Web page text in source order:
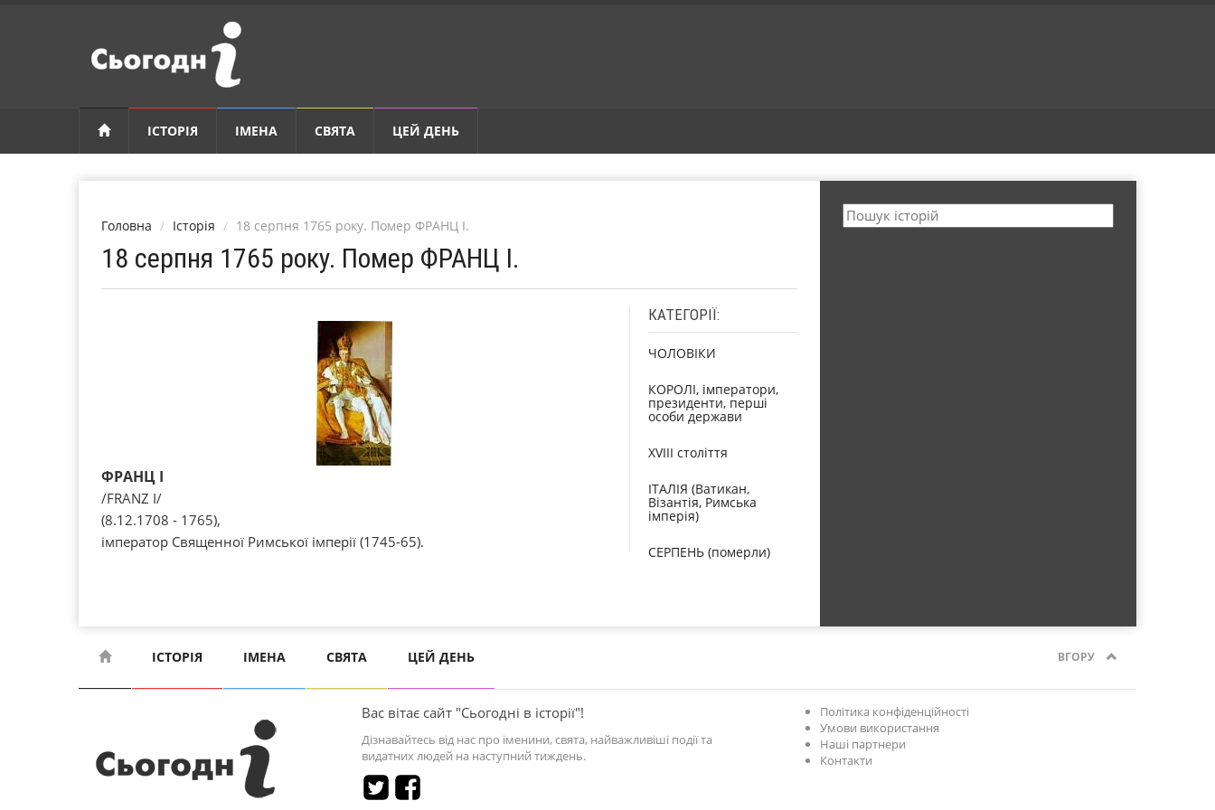
ІСТОРІЯ ІМЕНА СВЯТА ЦЕЙ ДЕНЬ
Головна Історія 18 серпня 1765 року. Помер ФРАНЦ I.
18 серпня 1765 року. Помер ФРАНЦ I.
ФРАНЦ I
/FRANZ I/
(8.12.1708 - 1765),
імператор Священної Римської імперії (1745-65).
КАТЕГОРІЇ:
ЧОЛОВІКИ
КОРОЛІ, імператори,
президенти, перші
особи держави
XVIII століття
ІТАЛІЯ (Ватикан,
Візантія, Римська
імперія)
СЕРПЕНЬ (померли)
ІСТОРІЯ ІМЕНА СВЯТА ЦЕЙ ДЕНЬ ВГОРУ
Вас вітає сайт "Сьогодні в історії"!
Дізнавайтесь від нас про іменини, свята, найважливіші події та
видатних людей на наступний тиждень.
Політика конфіденційності
Умови використання
Наші партнери
Контакти